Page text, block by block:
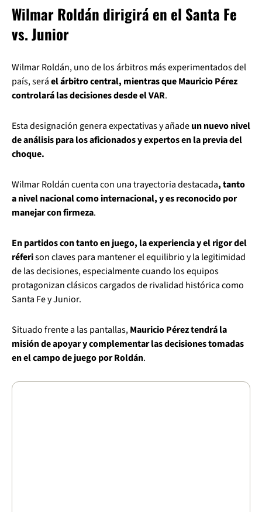
Wilmar Roldán dirigirá en el Santa Fe
vs. Junior
Wilmar Roldán, uno de los árbitros más experimentados del
país, seráel árbitro central, mientras que Mauricio Pérez
controlará las decisiones desde el VAR.
Esta designación genera expectativas y añadeun nuevo nivel
de análisis para los aficionados y expertos en la previa del
choque.
Wilmar Roldán cuenta con una trayectoria destacada, tanto
a nivel nacional como internacional, y es reconocido por
manejar con firmeza.
En partidos con tanto en juego, la experiencia y el rigor del
réferison claves para mantener el equilibrio y la legitimidad
de las decisiones, especialmente cuando los equipos
protagonizan clásicos cargados de rivalidad histórica como
Santa Fe y Junior.
Situado frente a las pantallas,Mauricio Pérez tendrá la
misión de apoyar y complementar las decisiones tomadas
en el campo de juego por Roldán.